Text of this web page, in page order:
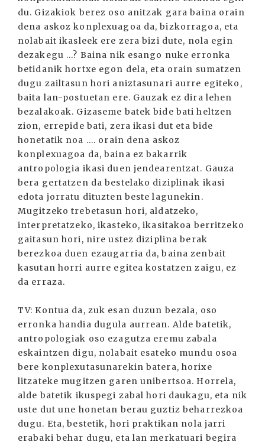
du. Gizakiok berez oso anitzak gara baina orain
dena askoz konplexuagoa da, bizkorragoa, eta
nolabait ikasleek ere zera bizi dute, nola egin
dezakegu ...? Baina nik esango nuke erronka
betidanik hortxe egon dela, eta orain sumatzen
dugu zailtasun hori aniztasunari aurre egiteko,
baita lan-postuetan ere. Gauzak ez dira lehen
bezalakoak. Gizaseme batek bide bati heltzen
zion, errepide bati, zera ikasi dut eta bide
honetatik noa .... orain dena askoz
konplexuagoa da, baina ez bakarrik
antropologia ikasi duen jendearentzat. Gauza
bera gertatzen da bestelako diziplinak ikasi
edota jorratu dituzten beste lagunekin.
Mugitzeko trebetasun hori, aldatzeko,
interpretatzeko, ikasteko, ikasitakoa berritzeko
gaitasun hori, nire ustez diziplina berak
berezkoa duen ezaugarria da, baina zenbait
kasutan horri aurre egitea kostatzen zaigu, ez
da erraza.
TV: Kontua da, zuk esan duzun bezala, oso
erronka handia dugula aurrean. Alde batetik,
antropologiak oso ezagutza eremu zabala
eskaintzen digu, nolabait esateko mundu osoa
bere konplexutasunarekin batera, horixe
litzateke mugitzen garen unibertsoa. Horrela,
alde batetik ikuspegi zabal hori daukagu, eta nik
uste dut une honetan berau guztiz beharrezkoa
dugu. Eta, bestetik, hori praktikan nola jarri
erabaki behar dugu, eta lan merkatuari begira